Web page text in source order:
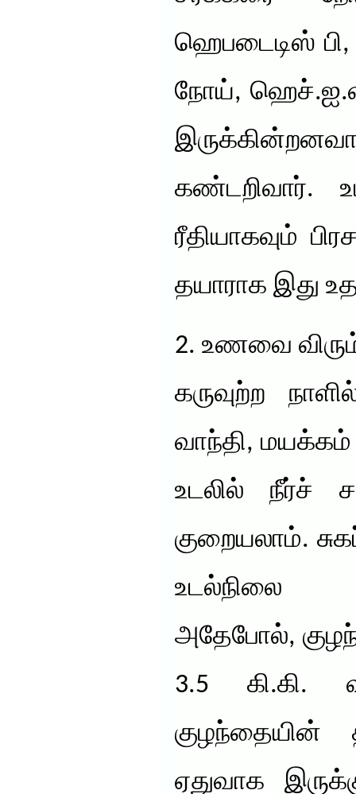
ஹெபடைடிஸ் பி,
நோய்,
கண்டறிவார்.
ரீதியாகவும்
தயாராக இது
2. உணவை
கருவுற்ற
வாந்தி, மயக்கம்
உடலில் நீர்ச்
குறையலாம்.
உடல்நிலை
அதேபோல்,
3.5 கி.கி.
ஏதுவாக